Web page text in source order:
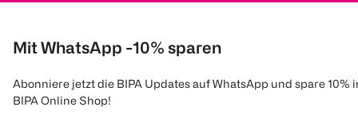
Mit WhatsApp -10% sparen
Abonniere jetzt die BIPA Updates auf WhatsApp und spare 10%
BIPA Online Shop!